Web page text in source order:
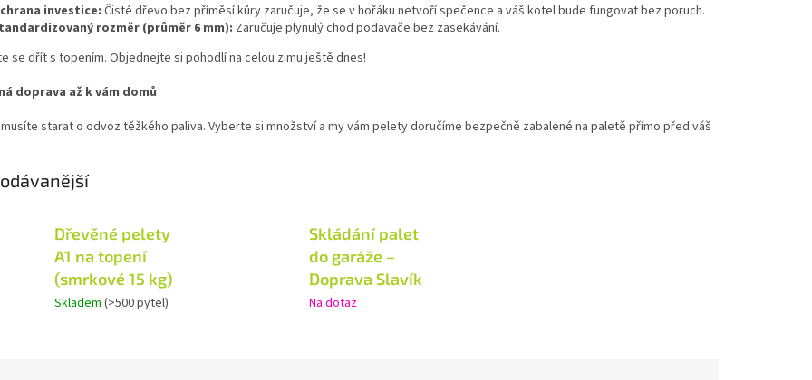
investice: Čisté dřevo bez příměsí kůry zaručuje, že se v hořáku netvoří spečence a váš kotel bude fungovat bez poruch.
rozměr (průměr 6 mm): Zaručuje plynulý chod podavače bez zasekávání.
se dřít s topením. Objednejte si pohodlí na celou zimu ještě dnes!
doprava až k vám domů
starat o odvoz těžkého paliva. Vyberte si množství a my vám pelety doručíme bezpečně zabalené na paletě přímo před váš
Dřevěné pelety
A1 na topení
(smrkové 15 kg)
Skladem (>500 pytel)
Skládání palet
do garáže –
Doprava Slavík
Na dotaz